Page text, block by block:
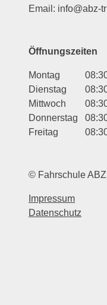
Email: info@abz-
Öffnungszeiten
Montag
Dienstag
Mittwoch
Donnerstag
Freitag
© Fahrschule
Impressum
Datenschutz